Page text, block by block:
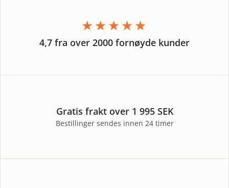
★★★★★
4,7 fra over 2000 fornøyde kunder
Gratis frakt over 1 995 SEK
Bestillinger sendes innen 24 timer